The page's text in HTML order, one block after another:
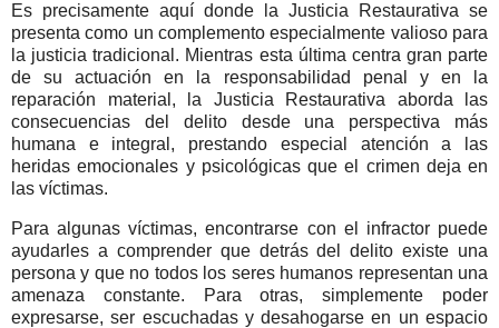
Es precisamente aquí donde la Justicia Restaurativa se
presenta como un complemento especialmente valioso para
la justicia tradicional. Mientras esta última centra gran parte
de su actuación en la responsabilidad penal y en la
reparación material, la Justicia Restaurativa aborda las
consecuencias del delito desde una perspectiva más
humana e integral, prestando especial atención a las
heridas emocionales y psicológicas que el crimen deja en
las víctimas.
Para algunas víctimas, encontrarse con el infractor puede
ayudarles a comprender que detrás del delito existe una
persona y que no todos los seres humanos representan una
amenaza constante. Para otras, simplemente poder
expresarse, ser escuchadas y desahogarse en un espacio